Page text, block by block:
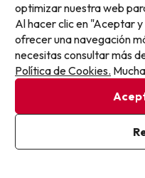
menos.
Apúntate y que el
Pon tu mejor e-mail
Ya
Al suscribirte, confirmas
Sobre
¿Quiénes somos?
Buscounchollo en los
Top destinos
Hoteles Andalucía
Hoteles Andorra
Top viajes destacados
optimizar nuestra web
Al hacer clic en "Aceptar
ofrecer una navegación
necesitas consultar más
Política de Cookies.